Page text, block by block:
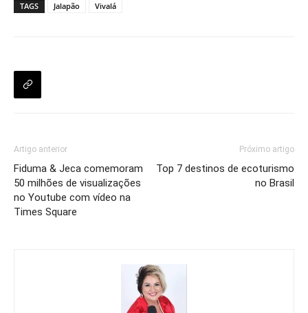
TAGS Jalapão Vivalá
Artigo anterior
Fiduma & Jeca comemoram
50 milhões de visualizações
no Youtube com vídeo na
Times Square
Próximo artigo
Top 7 destinos de ecoturismo
no Brasil